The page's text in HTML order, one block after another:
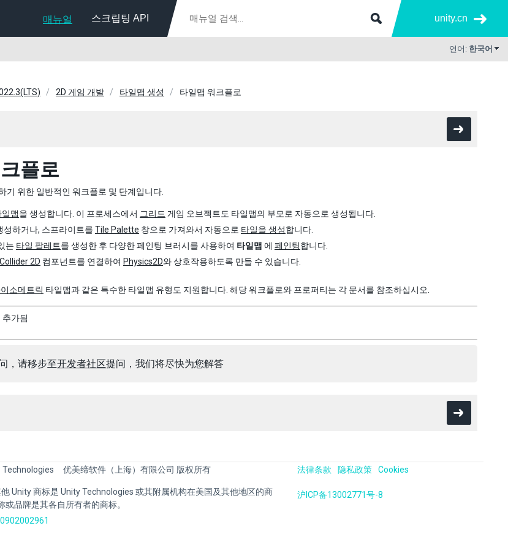
매뉴얼 스크립팅 API unity.cn
언어: 한국어
2D 게임 개발 타일맵 생성 타일맵 워크플로
플로
기 위한 일반적인 워크플로 및 단계입니다.
일맵을 생성합니다. 이 프로세스에서 그리드 게임 오브젝트도 타일맵의 부모로 자동으로 생성됩니다.
성하거나, 스프라이트를 Tile Palette 창으로 가져와서 자동으로 타일을 생성합니다.
는 타일 팔레트를 생성한 후 다양한 페인팅 브러시를 사용하여 타일맵 에 페인팅합니다.
2D 컴포넌트를 연결하여 Physics2D와 상호작용하도록 만들 수 있습니다.
소메트릭 타일맵과 같은 특수한 타일맵 유형도 지원합니다. 해당 워크플로와 프로퍼티는 각 문서를 참조하십시오.
추가됨
，请移步至开发者社区提问，我们将尽快为您解答
优美缔软件（上海）有限公司 版权所有
Unity 商标是 Unity Technologies 或其附属机构在美国及其他地区的商
品牌是其各自所有者的商标。
法律条款 隐私政策 Cookies
沪ICP备13002771号-8